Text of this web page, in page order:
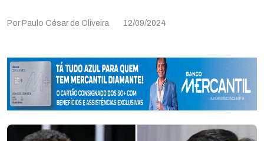
Por Paulo César de Oliveira 12/09/2024